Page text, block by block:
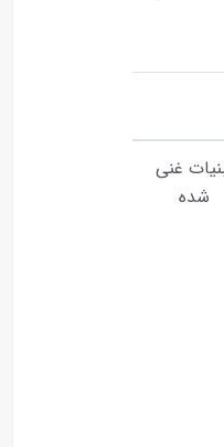
غنی
شده